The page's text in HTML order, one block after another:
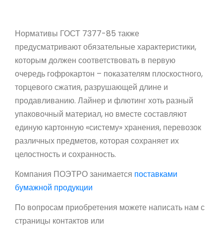
Нормативы ГОСТ 7377-85 также
предусматривают обязательные характеристики,
которым должен соответствовать в первую
очередь гофрокартон – показателям плоскостного,
торцевого сжатия, разрушающей длине и
продавливанию. Лайнер и флютинг хоть разный
упаковочный материал, но вместе составляют
единую картонную «систему» хранения, перевозок
различных предметов, которая сохраняет их
целостность и сохранность.
Компания ПОЭТРО занимается поставками
бумажной продукции
По вопросам приобретения можете написать нам с
страницы контактов или